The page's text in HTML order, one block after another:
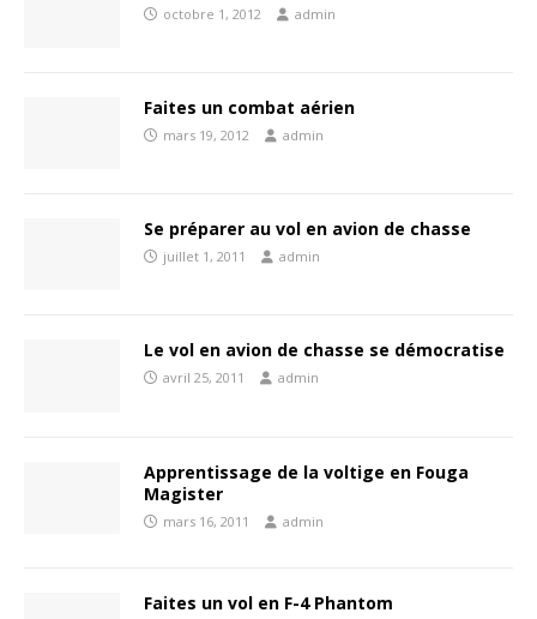
octobre 1, 2012 admin
Faites un combat aérien
mars 19, 2012 admin
Se préparer au vol en avion de chasse
juillet 1, 2011 admin
Le vol en avion de chasse se démocratise
avril 25, 2011 admin
Apprentissage de la voltige en Fouga
Magister
mars 16, 2011 admin
Faites un vol en F-4 Phantom